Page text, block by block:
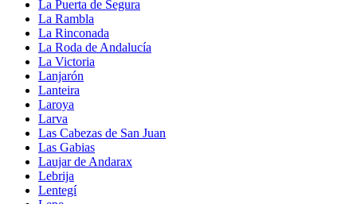
La Puerta de Segura
La Rambla
La Rinconada
La Roda de Andalucía
La Victoria
Lanjarón
Lanteira
Laroya
Larva
Las Cabezas de San Juan
Las Gabias
Laujar de Andarax
Lebrija
Lentegí